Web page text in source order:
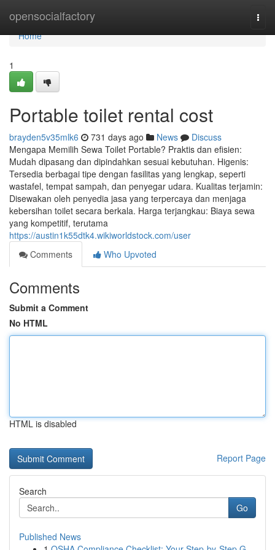
opensocialfactory
Home
Home
1
Portable toilet rental cost
brayden5v35mlk6 731 days ago News
Discuss
Mengapa Memilih Sewa Toilet Portable? Praktis dan efisien:
Mudah dipasang dan dipindahkan sesuai kebutuhan. Higenis:
Tersedia berbagai tipe dengan fasilitas yang lengkap, seperti
wastafel, tempat sampah, dan penyegar udara. Kualitas terjamin:
Disewakan oleh penyedia jasa yang terpercaya dan menjaga
kebersihan toilet secara berkala. Harga terjangkau: Biaya sewa
yang kompetitif, terutama
https://austin1k55dtk4.wikiworldstock.com/user
Comments
Who Upvoted
Comments
Submit a Comment
No HTML
HTML is disabled
Report Page
Search
Go
Published News